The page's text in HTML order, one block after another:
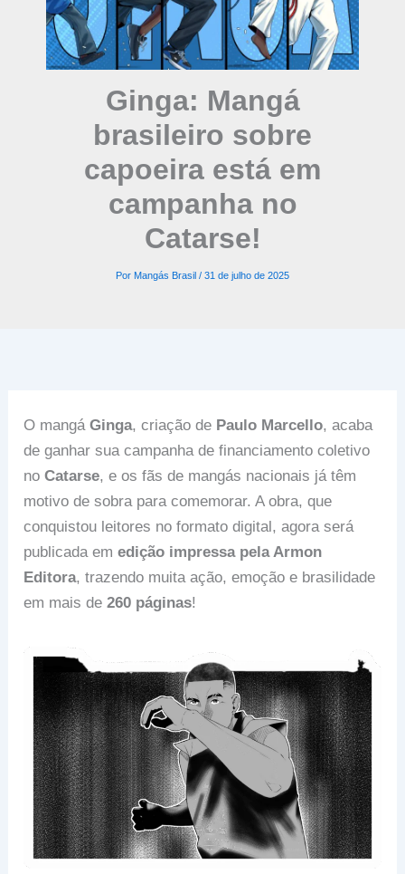
Ginga: Mangá
brasileiro sobre
capoeira está em
campanha no
Catarse!
Por Mangás Brasil / 31 de julho de 2025
O mangáGinga, criação de Paulo Marcello, acaba
de ganhar sua campanha de financiamento coletivo
noCatarse, e os fãs de mangás nacionais já têm
motivo de sobra para comemorar. A obra, que
conquistou leitores no formato digital, agora será
publicada emedição impressa pela Armon
Editora, trazendo muita ação, emoção e brasilidade
em mais de260 páginas!